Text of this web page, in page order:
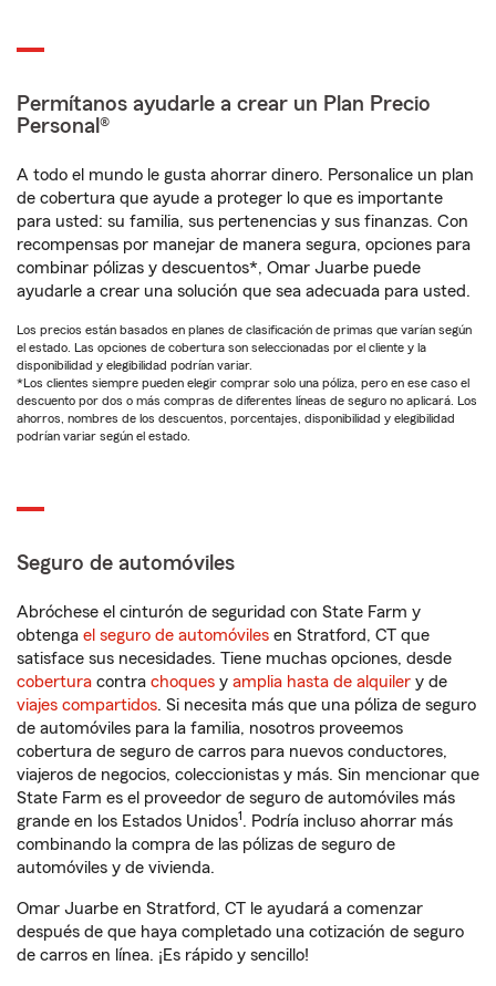
Permítanos ayudarle a crear un Plan Precio
Personal®
A todo el mundo le gusta ahorrar dinero. Personalice un plan
de cobertura que ayude a proteger lo que es importante
para usted: su familia, sus pertenencias y sus finanzas. Con
recompensas por manejar de manera segura, opciones para
combinar pólizas y descuentos*, Omar Juarbe puede
ayudarle a crear una solución que sea adecuada para usted.
Los precios están basados en planes de clasificación de primas que varían según
el estado. Las opciones de cobertura son seleccionadas por el cliente y la
disponibilidad y elegibilidad podrían variar.
*Los clientes siempre pueden elegir comprar solo una póliza, pero en ese caso el
descuento por dos o más compras de diferentes líneas de seguro no aplicará. Los
ahorros, nombres de los descuentos, porcentajes, disponibilidad y elegibilidad
podrían variar según el estado.
Seguro de automóviles
Abróchese el cinturón de seguridad con State Farm y
obtenga el seguro de automóviles en Stratford, CT que
satisface sus necesidades. Tiene muchas opciones, desde
cobertura contra choques y amplia hasta de alquiler y de
viajes compartidos. Si necesita más que una póliza de seguro
de automóviles para la familia, nosotros proveemos
cobertura de seguro de carros para nuevos conductores,
viajeros de negocios, coleccionistas y más. Sin mencionar que
State Farm es el proveedor de seguro de automóviles más
grande en los Estados Unidos1 . Podría incluso ahorrar más
combinando la compra de las pólizas de seguro de
automóviles y de vivienda.
Omar Juarbe en Stratford, CT le ayudará a comenzar
después de que haya completado una cotización de seguro
de carros en línea. ¡Es rápido y sencillo!